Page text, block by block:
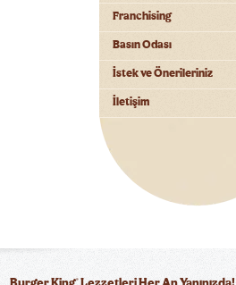
Franchising
Basın Odası
İstek ve Önerileriniz
İletişim
®